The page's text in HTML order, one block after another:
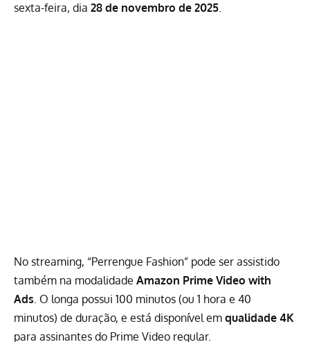
sexta-feira, dia 28 de novembro de 2025.
No streaming, “Perrengue Fashion” pode ser assistido
também na modalidade Amazon Prime Video with
Ads . O longa possui 100 minutos (ou 1 hora e 40
minutos) de duração, e está disponível em qualidade 4K
para assinantes do Prime Video regular.